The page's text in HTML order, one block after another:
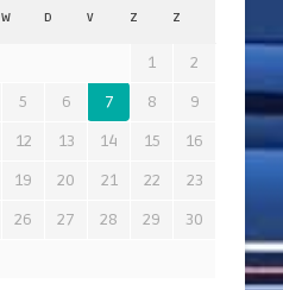
W D V Z Z
1
2
5 6 7 8
9
12 13 14 15
16
19 20 21 22
23
26 27 28 29
30